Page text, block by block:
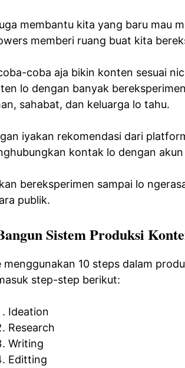
membantu kita yang baru mau
memberi ruang buat kita
coba aja bikin konten sesuai
lo dengan banyak
sahabat, dan keluarga lo tahu.
iyakan rekomendasi dari
kontak lo dengan
bereksperimen sampai lo
publik.
Sistem Produksi
menggunakan 10 steps dalam
step-step berikut:
Ideation
Research
Writing
Editting